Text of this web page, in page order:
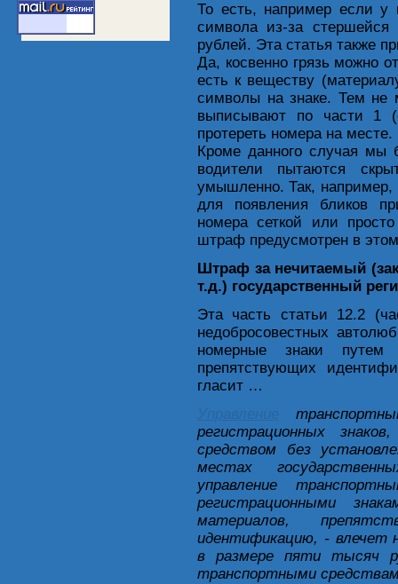
То есть, например если у
символа из-за
рублей. Эта статья также
Да, косвенно грязь можно
есть к веществу
символы на знаке. Тем не
выписывают по части 1
протереть номера на месте.
Кроме данного случая мы
водители пытаются
умышленно. Так,
для появления бликов
номера сеткой или
штраф предусмотрен в
Штраф за нечитаемый
т.д.) государственный
Эта часть статьи 12.2
недобросовестных
номерные знаки путем
препятствующих
гласит …
регистрационных
средством без
местах
управление
регистрационными
материалов,
идентификацию, - влечет
в размере пяти тысяч
транспортными